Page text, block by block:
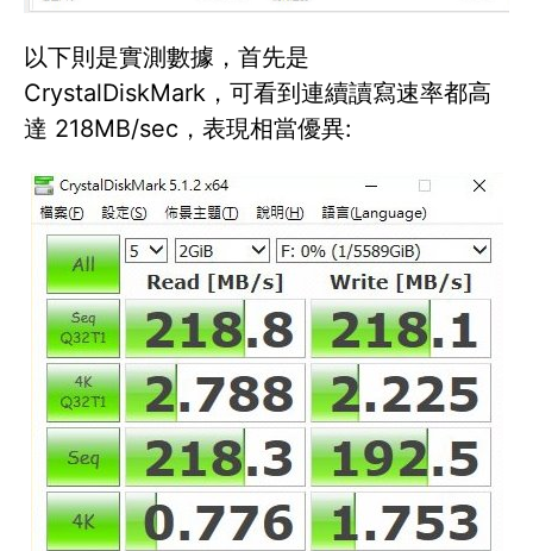
以下則是實測數據，首先是
CrystalDiskMark，可看到連續讀寫速率都高
達 218MB/sec，表現相當優異: